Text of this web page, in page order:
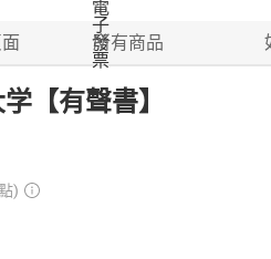
所有商品
【有聲書】
)